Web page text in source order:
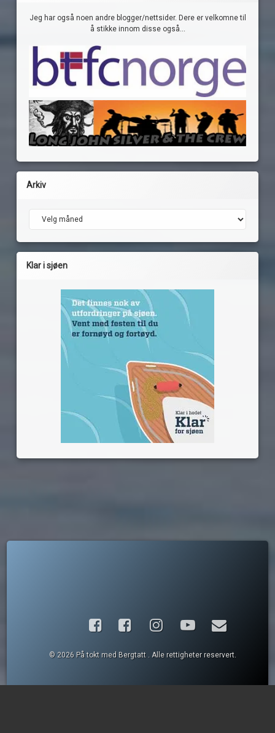
Jeg har også noen andre blogger/nettsider. Dere er velkomne til
å stikke innom disse også...
Arkiv
Arkiv
Klar i sjøen
FacebookInstagram
YouTubeE-post
© 2026 På tokt med Bergtatt . Alle rettigheter reservert.